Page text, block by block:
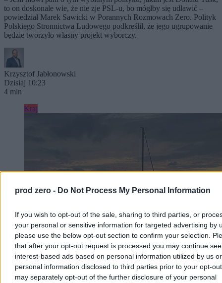
prod zero - Do Not Process My Personal Information
If you wish to opt-out of the sale, sharing to third parties, or
your personal or sensitive information for targeted advertising by
please use the below opt-out section to confirm your selection.
that after your opt-out request is processed you may continue
interest-based ads based on personal information utilized by us or
personal information disclosed to third parties prior to your opt-
may separately opt-out of the further disclosure of your personal
to on doskonale wie, że nie zje PSL-u, bo mógłby się udławić –
powiedział Marek Sawicki w Porannych Rozmowach Zero. Polityk
Polskiego Stronnictwa Ludowego podkreślił, że jego ugrupowanie
będzie tworzyło własny projekt wyborczy.
Krzysztof Jabłonowski
Dzisiaj 10:23
4 min
Kraj
37 osób w wodzie. Wywrotka jachtów na jeziorze
Seksty